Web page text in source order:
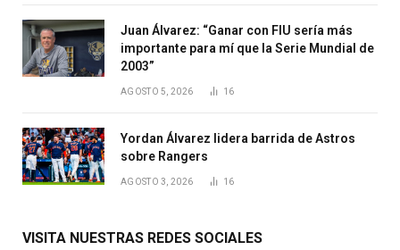
Juan Álvarez: “Ganar con FIU sería más
importante para mí que la Serie Mundial de
2003”
AGOSTO 5, 2026 16
Yordan Álvarez lidera barrida de Astros
sobre Rangers
AGOSTO 3, 2026 16
VISITA NUESTRAS REDES SOCIALES